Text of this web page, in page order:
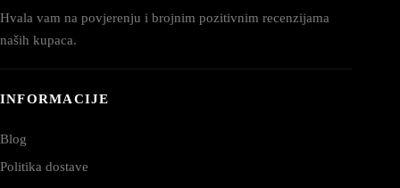
Hvala vam na povjerenju i brojnim pozitivnim recenzijama
naših kupaca.
INFORMACIJE
Blog
Politika dostave